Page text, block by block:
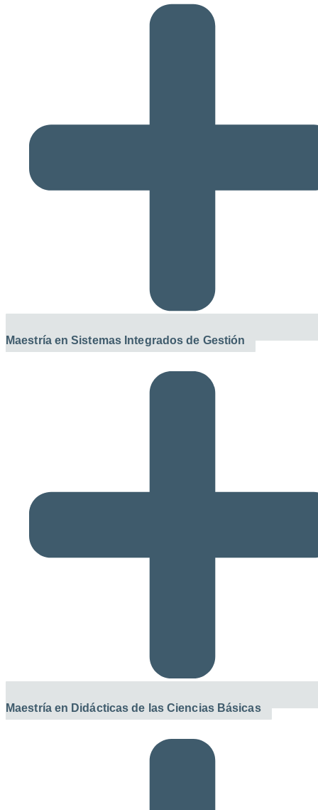
Maestría en Sistemas Integrados de Gestión
Maestría en Didácticas de las Ciencias Básicas